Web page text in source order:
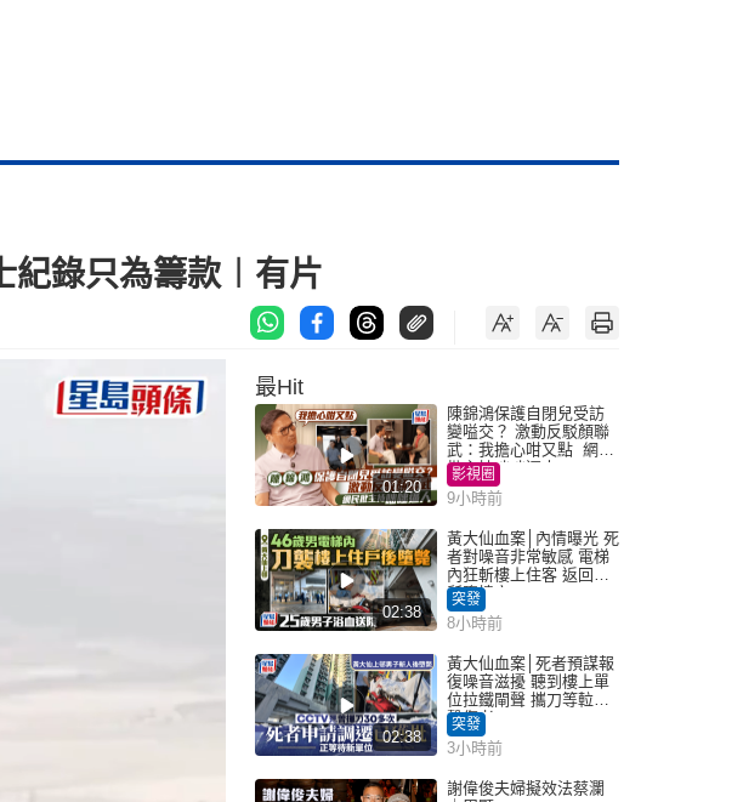
紀錄只為籌款︱有片
最Hit
01:20
陳錦鴻保護自閉兒受訪
變嗌交？ 激動反駁顏聯
武：我擔心咁又點 網民
批主持咄咄逼人
影視圈
9小時前
02:38
黃大仙血案│內情曝光 死
者對噪音非常敏感 電梯
內狂斬樓上住客 返回住
所墮樓亡
突發
8小時前
02:38
黃大仙血案│死者預謀報
復噪音滋擾 聽到樓上單
位拉鐵閘聲 攜刀等𨋢伏
擊傷者
突發
3小時前
謝偉俊夫婦擬效法蔡瀾